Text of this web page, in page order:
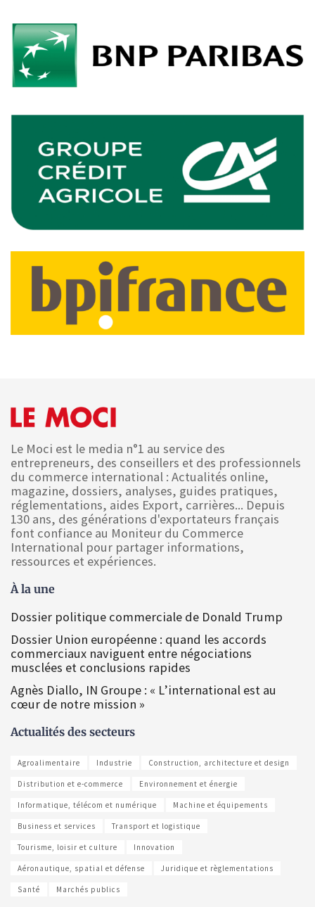
Le Moci est le media n°1 au service des
entrepreneurs, des conseillers et des professionnels
du commerce international : Actualités online,
magazine, dossiers, analyses, guides pratiques,
réglementations, aides Export, carrières... Depuis
130 ans, des générations d'exportateurs français
font confiance au Moniteur du Commerce
International pour partager informations,
ressources et expériences.
À la une
Dossier politique commerciale de Donald Trump
Dossier Union européenne : quand les accords
commerciaux naviguent entre négociations
musclées et conclusions rapides
Agnès Diallo, IN Groupe : « L’international est au
cœur de notre mission »
Actualités des secteurs
Agroalimentaire Industrie Construction, architecture et design
Distribution et e-commerce Environnement et énergie
Informatique, télécom et numérique Machine et équipements
Business et services Transport et logistique
Tourisme, loisir et culture Innovation
Aéronautique, spatial et défense Juridique et règlementations
Santé Marchés publics